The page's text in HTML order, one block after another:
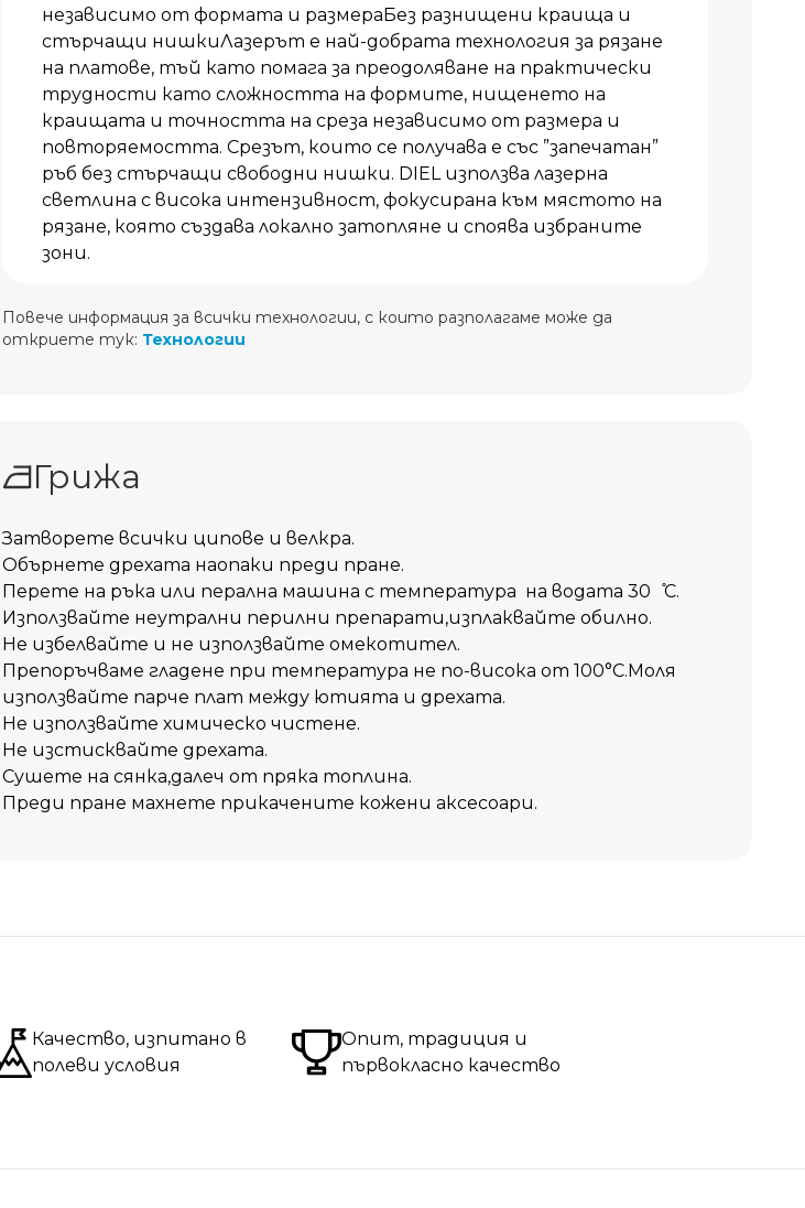
независимо от формата и размераБез разнищени краища и
стърчащи нишкиЛазерът е най-добрата технология за рязане
на платове, тъй като помага за преодоляване на практически
трудности като сложността на формите, нищенето на
краищата и точността на среза независимо от размера и
повторяемостта. Срезът, които се получава е със ”запечатан”
ръб без стърчащи свободни нишки. DIEL използва лазерна
светлина с висока интензивност, фокусирана към мястото на
рязане, която създава локално затопляне и споява избраните
зони.
Повече информация за всички технологии, с които разполагаме може да
откриете тук: Технологии
Грижа
Затворете всички ципове и велкра.
Обърнете дрехата наопаки преди пране.
Перете на ръка или перална машина с температура на водата 30 ̊С.
Използвайте неутрални перилни препарати,изплаквайте обилно.
Не избелвайте и не използвайте омекотител.
Препоръчваме гладене при температура не по-висока от 100°C.Моля
използвайте парче плат между ютията и дрехата.
Не използвайте химическо чистене.
Не изстисквайте дрехата.
Сушете на сянка,далеч от пряка топлина.
Преди пране махнете прикачените кожени аксесоари.
Качество, изпитано в
полеви условия
Опит, традиция и
първокласно качество